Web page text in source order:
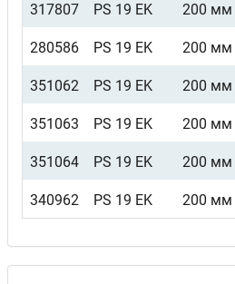
317807 PS 19 EK 200 мм
280586 PS 19 EK 200 мм
351062 PS 19 EK 200 мм
351063 PS 19 EK 200 мм
351064 PS 19 EK 200 мм
340962 PS 19 EK 200 мм